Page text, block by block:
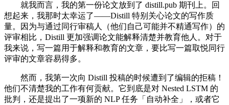
就我而言，我的第一份论文放到了 distill.pub 期刊上。回
想起来，我那时太幸运了——Distill 特别关心论文的写作质
量。因为与通过同行审稿人（他们自己可能并不精通写作）的
评审相比，Distill 更加强调论文能解释清楚并教育他人。对于
我来说，写一篇用于解释和教育的文章，要比写一篇取悦同行
评审的文章容易得多。
然而，我第一次向 Distill 投稿的时候遭到了编辑的拒稿！
他们不清楚我的工作有何贡献。它到底是对 Nested LSTM 的
批判，还是提出了一项新的 NLP 任务「自动补全」，或者它